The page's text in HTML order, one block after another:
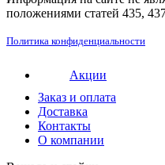
положениями статей 435,
Политика конфиденциальности
Акции
Заказ и оплата
Доставка
Контакты
О компании